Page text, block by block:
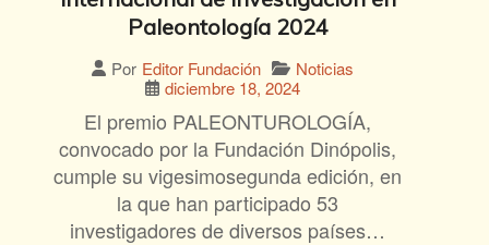
Paleontología 2024
Por Editor Fundación
Noticias
diciembre 18, 2024
El premio PALEONTUROLOGÍA,
convocado por la Fundación Dinópolis,
cumple su vigesimosegunda edición, en
la que han participado 53
investigadores de diversos países…